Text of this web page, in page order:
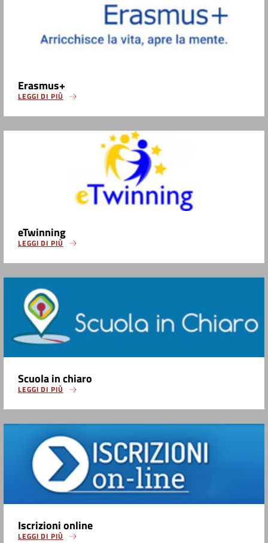
Erasmus+
LEGGI DI PIÙ
eTwinning
LEGGI DI PIÙ
Scuola in chiaro
LEGGI DI PIÙ
Iscrizioni online
LEGGI DI PIÙ